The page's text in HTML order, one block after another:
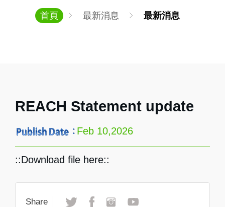
首頁 最新消息 最新消息
REACH Statement update
Feb 10,2026
::Download file here::
Share